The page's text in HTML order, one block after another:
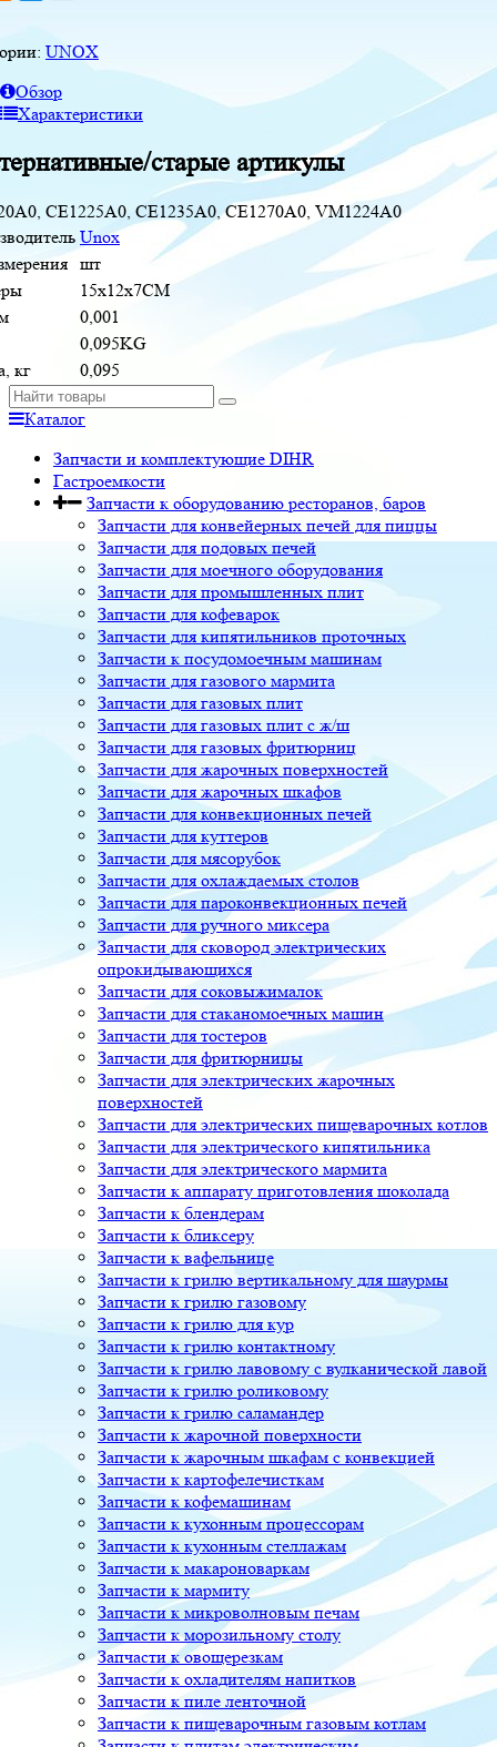
UNOX
Обзор
Характеристики
старые артикулы
CE1225A0, CE1235A0, CE1270A0, VM1224A0
Unox
шт
15x12x7CM
0,001
0,095KG
кг
0,095
Каталог
Запчасти и комплектующие DIHR
Гастроемкости
Запчасти к оборудованию ресторанов, баров
Запчасти для конвейерных печей для пиццы
Запчасти для подовых печей
Запчасти для моечного оборудования
Запчасти для промышленных плит
Запчасти для кофеварок
Запчасти для кипятильников проточных
Запчасти к посудомоечным машинам
Запчасти для газового мармита
Запчасти для газовых плит
Запчасти для газовых плит с ж/ш
Запчасти для газовых фритюрниц
Запчасти для жарочных поверхностей
Запчасти для жарочных шкафов
Запчасти для конвекционных печей
Запчасти для куттеров
Запчасти для мясорубок
Запчасти для охлаждаемых столов
Запчасти для пароконвекционных печей
Запчасти для ручного миксера
Запчасти для сковород электрических
опрокидывающихся
Запчасти для соковыжималок
Запчасти для стаканомоечных машин
Запчасти для тостеров
Запчасти для фритюрницы
Запчасти для электрических жарочных
поверхностей
Запчасти для электрических пищеварочных котлов
Запчасти для электрического кипятильника
Запчасти для электрического мармита
Запчасти к аппарату приготовления шоколада
Запчасти к блендерам
Запчасти к бликсеру
Запчасти к вафельнице
Запчасти к грилю вертикальному для шаурмы
Запчасти к грилю газовому
Запчасти к грилю для кур
Запчасти к грилю контактному
Запчасти к грилю лавовому с вулканической лавой
Запчасти к грилю роликовому
Запчасти к грилю саламандер
Запчасти к жарочной поверхности
Запчасти к жарочным шкафам с конвекцией
Запчасти к картофелечисткам
Запчасти к кофемашинам
Запчасти к кухонным процессорам
Запчасти к кухонным стеллажам
Запчасти к макароноваркам
Запчасти к мармиту
Запчасти к микроволновым печам
Запчасти к морозильному столу
Запчасти к овощерезкам
Запчасти к охладителям напитков
Запчасти к пиле ленточной
Запчасти к пищеварочным газовым котлам